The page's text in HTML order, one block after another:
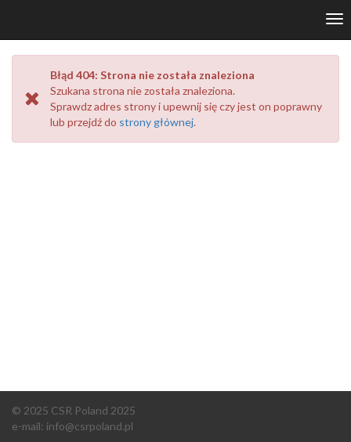
Błąd 404: Strona nie została znaleziona
Szukana stronanie została znaleziona.
Sprawdz adres strony i upewnij się czy jest on poprawny
lub przejdź do strony głównej.
© 2025 CSR Poland 2025
e-mail: info@csrpoland.pl